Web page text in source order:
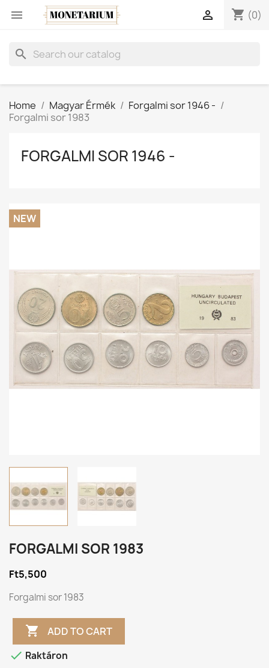
 shopping_cart (0)

search
Home Magyar Érmék
Forgalmi sor 1946 -
Forgalmi sor 1983
FORGALMI SOR 1946 -
NEW
FORGALMI SOR 1983
Ft5,500
Forgalmi sor 1983
 ADD TO CART
 Raktáron